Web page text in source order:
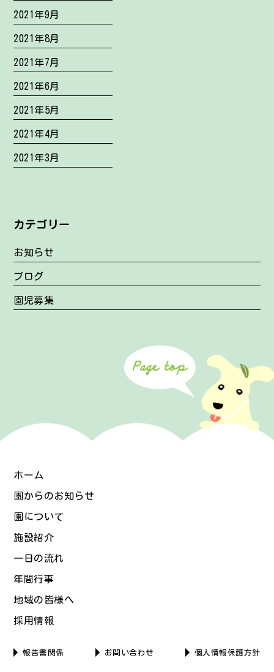
2021年9月
2021年8月
2021年7月
2021年6月
2021年5月
2021年4月
2021年3月
カテゴリー
お知らせ
ブログ
園児募集
ホーム
園からのお知らせ
園について
施設紹介
一日の流れ
年間行事
地域の皆様へ
採用情報
報告書関係 お問い合わせ 個人情報保護方針